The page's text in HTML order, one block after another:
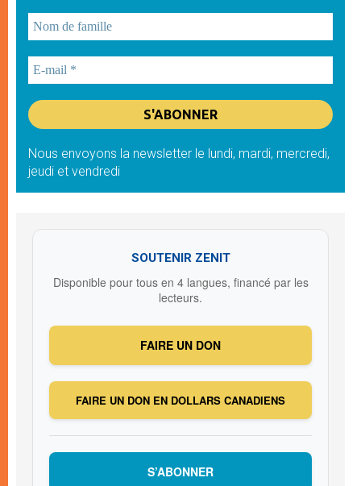
Nous envoyons la newsletter le lundi, mardi, mercredi,
jeudi et vendredi
SOUTENIR ZENIT
Disponible pour tous en 4 langues, financé par les
lecteurs.
FAIRE UN DON
FAIRE UN DON EN DOLLARS CANADIENS
S’ABONNER